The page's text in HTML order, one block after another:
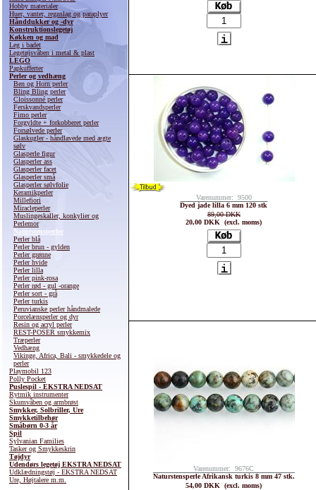
Hobby materialer
Huer, vanter, regnslag og paraplyer
Hånddukker og -dyr
Konstruktionslegetøj
Køkken og mad
Leg i badet
Legetøjsvåben i metal & plast
LEGO
Papkufferter
Perler og vedhæng
Ben og Horn perler
Bling Bling perler
Cloissonné perler
Ferskvandsperler
Fimo perler
Forgyldte + forkobberet perler
Forsølvede perler
Glaskugler - håndlavede med ægte
sølv
Glasperle figur
Glasperler ass
Glasperler facet
Glasperler små
Glasperler sølvfolie
Keramikperler
Millefiori
Miracleperler
Muslingeskaller, konkylier og
Perlemor
Naturstensperler
Perler blå
Perler brun - gylden
Perler grønne
Perler hvide
Perler lilla
Perler pink-rosa
Perler rød - gul -orange
Perler sort - grå
Perler turkis
Peruvianske perler håndmalede
Porcelænsperler og dyr
Resin og acryl perler
REST-POSER smykkemix
Træperler
Vedhæng
Vikinge, Africa, Bali - smykkedele og
perler
Playmobil 123
Polly Pocket
Puslespil - EKSTRA NEDSAT
Rytmik instrumenter
Skumvåben og armbrøst
Smykker, Solbriller, Ure
Smykketilbehør
Småbørn 0-3 år
Spil
Sylvanian Families
Tasker og Smykkeskrin
Tøjdyr
Udendørs legetøj EKSTRA NEDSAT
Udklædningstøj - EKSTRA NEDSAT
Ure, Højtalere m.m.
Varenummer: 9500
Dyed jade lilla 6 mm 120 stk
89,00 DKK
20,00 DKK (excl. moms)
Varenummer: 9676C
Naturstensperle Afrikansk turkis 8 mm 47 stk.
54,00 DKK (excl. moms)